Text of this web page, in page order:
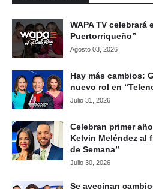
WAPA TV
Puertorriqueño”
Agosto 03, 2026
Hay más cambios:
nuevo rol en
Julio 31, 2026
Celebran primer
Kelvin Meléndez al
de Semana”
Julio 30, 2026
Se avecinan